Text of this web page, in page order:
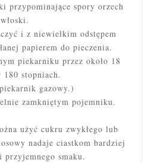
przypominające spory orzech
włoski.
i z niewielkim odstępem
papierem do pieczenia.
piekarniku przez około 18
stopniach.
gazowy.)
zamkniętym pojemniku.
użyć cukru zwykłego lub
nadaje ciastkom bardziej
przyjemnego smaku.